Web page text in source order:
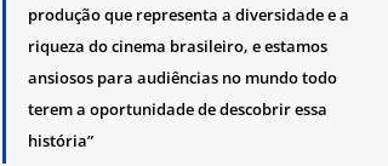
produção que representa a diversidade e a
riqueza do cinema brasileiro, e estamos
ansiosos para audiências no mundo todo
terem a oportunidade de descobrir essa
história”